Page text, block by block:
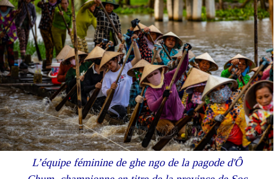
L’équipe féminine de ghe ngo de la pagode d'Ô